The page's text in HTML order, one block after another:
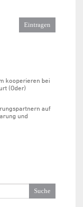
kooperieren bei
(Oder)
auf
und